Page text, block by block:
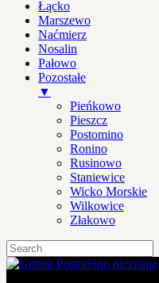
Łącko
Marszewo
Naćmierz
Nosalin
Pałowo
Pozostałe
▼
Pieńkowo
Pieszcz
Postomino
Ronino
Rusinowo
Staniewice
Wicko Morskie
Wilkowice
Złakowo